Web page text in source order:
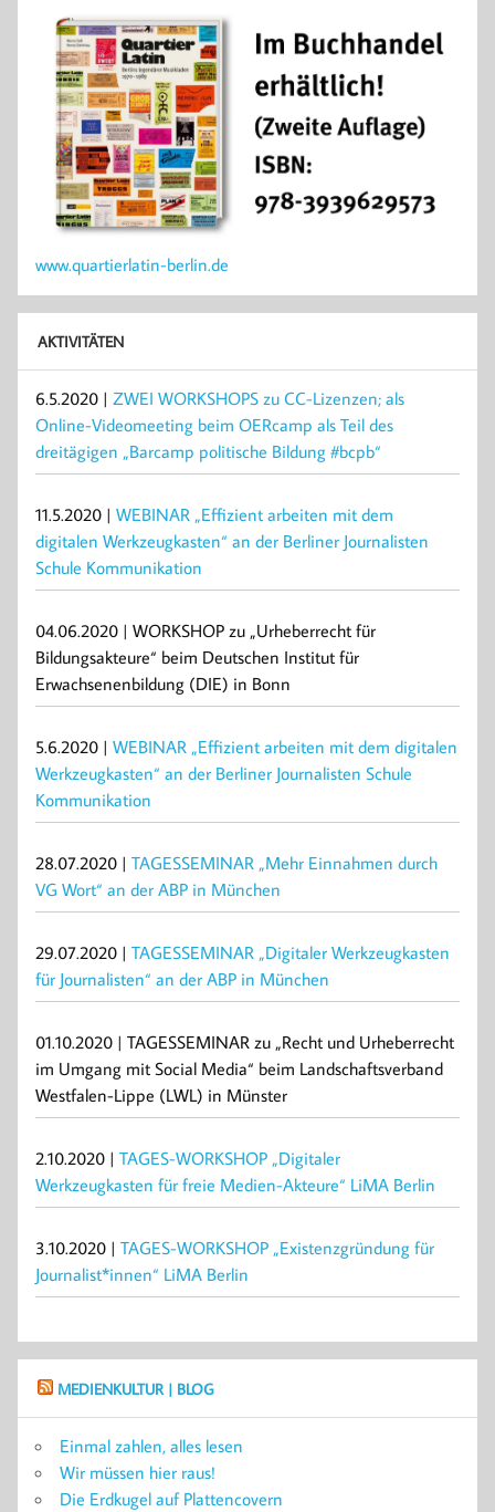
www.quartierlatin-berlin.de
AKTIVITÄTEN
6.5.2020 | ZWEI WORKSHOPS zu CC-Lizenzen; als
Online-Videomeeting beim OERcamp als Teil des
dreitägigen „Barcamp politische Bildung #bcpb“
11.5.2020 | WEBINAR „Effizient arbeiten mit dem
digitalen Werkzeugkasten“ an der Berliner Journalisten
Schule Kommunikation
04.06.2020 | WORKSHOP zu „Urheberrecht für
Bildungsakteure“ beim Deutschen Institut für
Erwachsenenbildung (DIE) in Bonn
5.6.2020 | WEBINAR „Effizient arbeiten mit dem digitalen
Werkzeugkasten“ an der Berliner Journalisten Schule
Kommunikation
28.07.2020 | TAGESSEMINAR „Mehr Einnahmen durch
VG Wort“ an der ABP in München
29.07.2020 | TAGESSEMINAR „Digitaler Werkzeugkasten
für Journalisten“ an der ABP in München
01.10.2020 | TAGESSEMINAR zu „Recht und Urheberrecht
im Umgang mit Social Media“ beim Landschaftsverband
Westfalen-Lippe (LWL) in Münster
2.10.2020 | TAGES-WORKSHOP „Digitaler
Werkzeugkasten für freie Medien-Akteure“ LiMA Berlin
3.10.2020 | TAGES-WORKSHOP „Existenzgründung für
Journalist*innen“ LiMA Berlin
MEDIENKULTUR | BLOG
Einmal zahlen, alles lesen
Wir müssen hier raus!
Die Erdkugel auf Plattencovern